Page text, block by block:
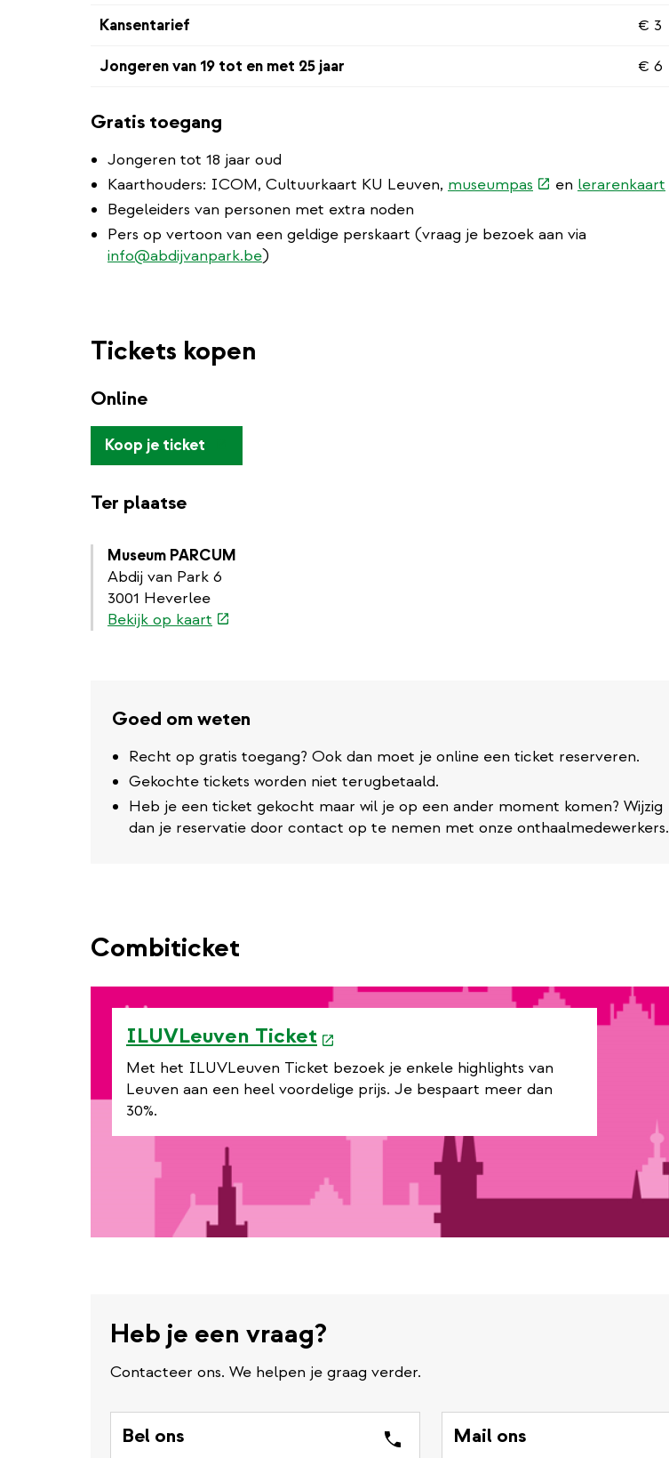
Kansentarief
€ 3
Jongeren van 19 tot en met 25 jaar
€ 6
Gratis toegang
Jongeren tot 18 jaar oud
Kaarthouders: ICOM, Cultuurkaart KU Leuven, museumpas (externe
en lerarenkaart
Begeleiders van personen met extra noden
Pers op vertoon van een geldige perskaart (vraag je bezoek aan via
info@abdijvanpark.be)
Tickets kopen
Online
Koop je ticket
link)
Ter plaatse
Museum PARCUM
Abdij van Park 6
3001 Heverlee
Bekijk op kaart (externe
Goed om weten
Recht op gratis toegang? Ook dan moet je online een ticket reserveren.
Gekochte tickets worden niet terugbetaald.
Heb je een ticket gekocht maar wil je op een ander moment komen? Wijzig
dan je reservatie door contact op te nemen met onze onthaalmedewerkers.
Combiticket
ILUVLeuven Ticket
e
x
t
e
l
n
k
Met het ILUVLeuven Ticket bezoek je enkele highlights van
Leuven aan een heel voordelige prijs. Je bespaart meer dan
30%.
Heb je een vraag?
Contacteer ons. We helpen je graag verder.
Bel ons Mail ons